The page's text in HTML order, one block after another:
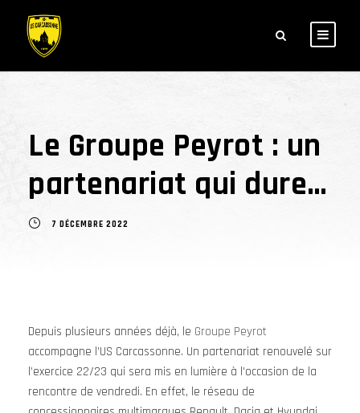
Le Groupe Peyrot : un
partenariat qui dure…
7 DÉCEMBRE 2022
Depuis plusieurs années déjà, le Groupe Peyrot
accompagne l’US Carcassonne. Un partenariat renouvelé sur
l’exercice 22/23 qui sera mis en lumière à l’occasion de la
rencontre de vendredi. En effet, le réseau de